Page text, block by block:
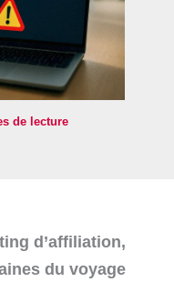
de lecture
d’affiliation,
du voyage